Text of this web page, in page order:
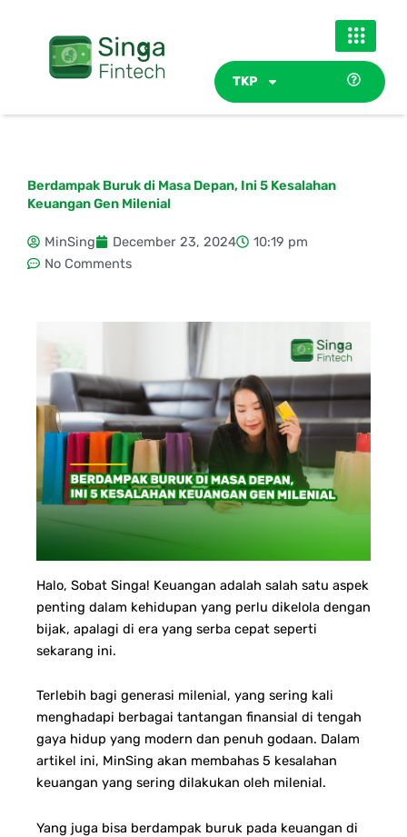
TKP
Berdampak Buruk di Masa Depan, Ini 5 Kesalahan
Keuangan Gen Milenial
MinSing December 23, 2024
10:19 pm
No Comments
Halo, Sobat Singa! Keuangan adalah salah satu aspek
penting dalam kehidupan yang perlu dikelola dengan
bijak, apalagi di era yang serba cepat seperti
sekarang ini.
Terlebih bagi generasi milenial, yang sering kali
menghadapi berbagai tantangan finansial di tengah
gaya hidup yang modern dan penuh godaan. Dalam
artikel ini, MinSing akan membahas 5 kesalahan
keuangan yang sering dilakukan oleh milenial.
Yang juga bisa berdampak buruk pada keuangan di